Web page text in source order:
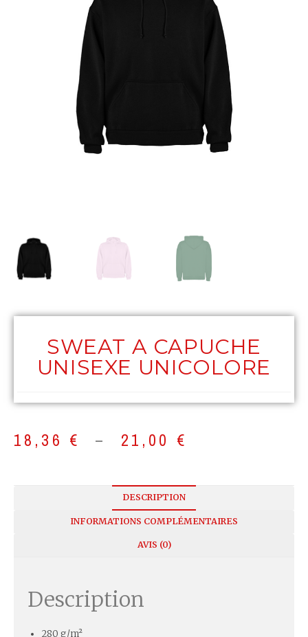
SWEAT A CAPUCHE
UNISEXE UNICOLORE
18,36 € – 21,00 €
DESCRIPTION
INFORMATIONS COMPLÉMENTAIRES
AVIS (0)
Description
280 g/m²